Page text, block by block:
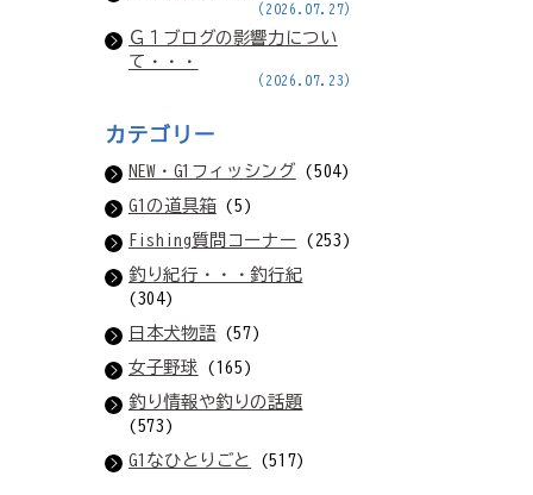
(2026.07.27)
Ｇ１ブログの影響力につい
て・・・
(2026.07.23)
カテゴリー
NEW・G1フィッシング(504)
G1の道具箱(5)
Fishing質問コーナー (253)
釣り紀行・・・釣行紀
(304)
日本犬物語(57)
女子野球 (165)
釣り情報や釣りの話題
(573)
G1なひとりごと
(517)